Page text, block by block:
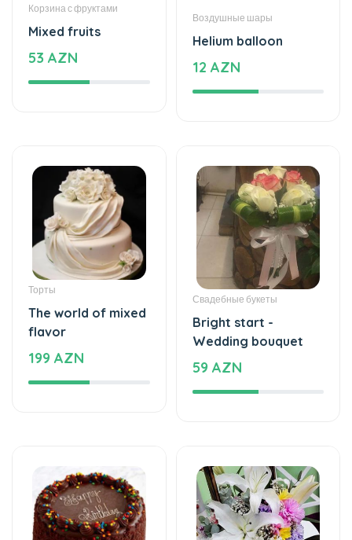
Корзина с фруктами
Mixed fruits
53 AZN
Воздушные шары
Helium balloon
12 AZN
Торты
The world of mixed
flavor
199 AZN
Свадебные букеты
Bright start -
Wedding bouquet
59 AZN